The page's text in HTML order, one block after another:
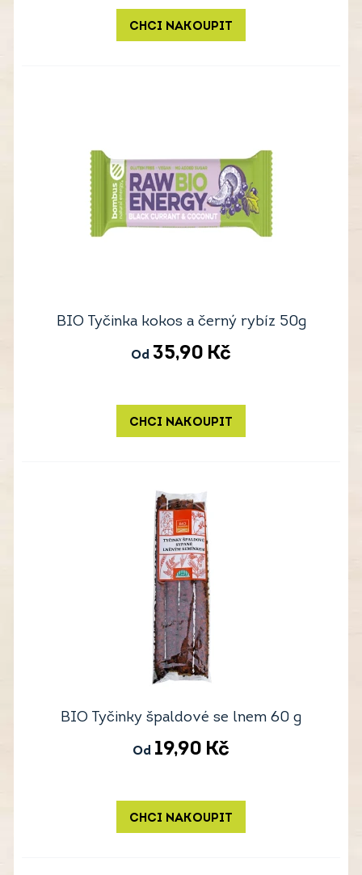
CHCI NAKOUPIT
BIO Tyčinka kokos a černý rybíz 50g
Od 35,90 Kč
CHCI NAKOUPIT
BIO Tyčinky špaldové se lnem 60 g
Od 19,90 Kč
CHCI NAKOUPIT